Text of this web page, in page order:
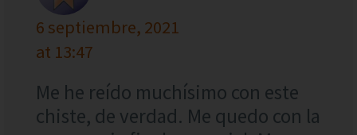
6 septiembre, 2021
at 13:47
Me he reído muchísimo con este
chiste, de verdad. Me quedo con la